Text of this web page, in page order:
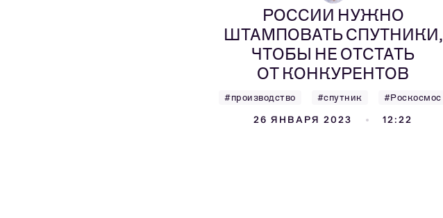
РОССИИ НУЖНО
ШТАМПОВАТЬ СПУТНИКИ,
ЧТОБЫ НЕ ОТСТАТЬ
ОТ КОНКУРЕНТОВ
#производство #спутник #Роскосмос
26 ЯНВАРЯ 2023 12:22